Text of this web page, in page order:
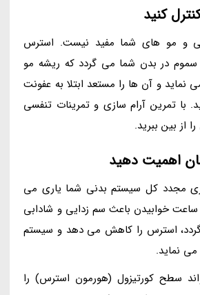
کنید
و مو های شما مفید نیست. استرس
در بدن شما می گردد که ریشه مو
و آن ها را مستعد ابتلا به عفونت
با تمرین آرام سازی و تمرینات تنفسی
از بین ببرید.
اهمیت دهید
مجدد کل سیستم بدنی شما یاری می
خوابیدن باعث سم زدایی و شادابی
استرس را کاهش می دهد و سیستم
نماید.
سطح کورتیزول (هورمون استرس) را